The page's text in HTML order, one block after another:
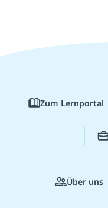
Zum Lernportal
Über uns